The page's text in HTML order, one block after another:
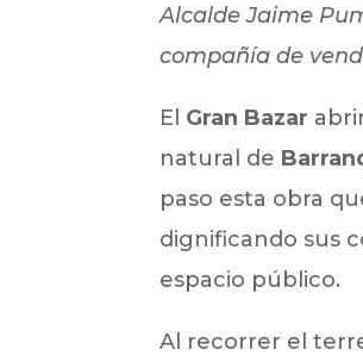
Alcalde Jaime
compañía de
El Gran Bazar
natural de
paso esta obra
dignificando sus
espacio público.
Al recorrer el